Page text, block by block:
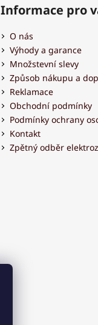
Informace pro
O nás
Výhody a garance
Množstevní slevy
Způsob nákupu a
Reklamace
Obchodní podmínky
Podmínky ochrany
Kontakt
Zpětný odběr